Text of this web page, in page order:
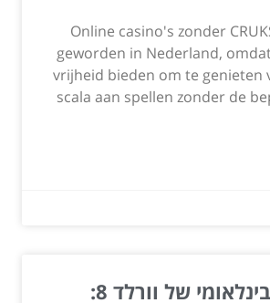
Online casino's zonder
geworden in Nederland,
vrijheid bieden om te genieten
scala aan spellen zonder de
כרטיס סים בינלאומי של וורלד 8: